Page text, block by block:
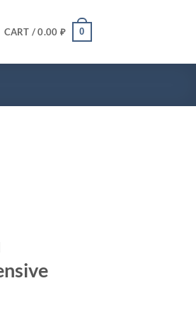
CART /0.00 ₽ 0